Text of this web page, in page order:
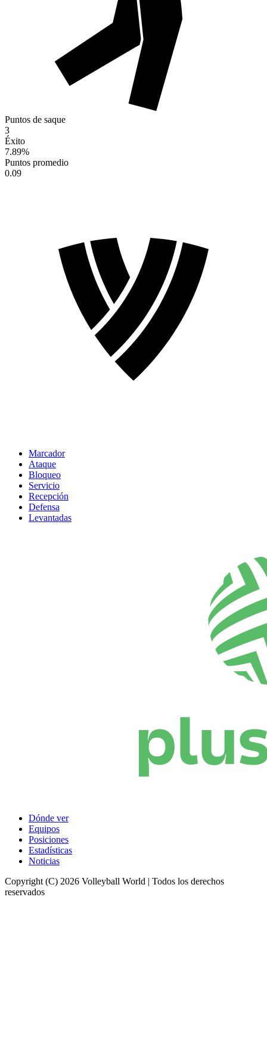
Puntos de saque
3
Éxito
7.89%
Puntos promedio
0.09
Marcador
Ataque
Bloqueo
Servicio
Recepción
Defensa
Levantadas
Dónde ver
Equipos
Posiciones
Estadísticas
Noticias
Copyright (C) 2026 Volleyball World | Todos los derechos
reservados